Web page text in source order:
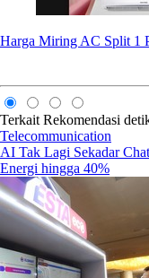
Harga Miring AC Split 1
Terkait Rekomendasi
Telecommunication
AI Tak Lagi Sekadar
Energi hingga 40%